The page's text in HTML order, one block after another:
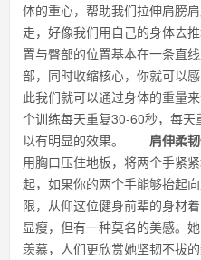
体的重心，帮助我们拉伸肩膀
走，好像我们用自己的身体去
置与臀部的位置基本在一条直
部，同时收缩核心，你就可以
此我们就可以通过身体的重量
个训练每天重复30-60秒，每
以有明显的效果。 肩伸柔韧
用胸口压住地板，将两个手紧
起，如果你的两个手能够抬起
限，从仰这位健身前辈的身材
显瘦，但有一种莫名的美感。
羡慕，人们更欣赏她坚韧不拔